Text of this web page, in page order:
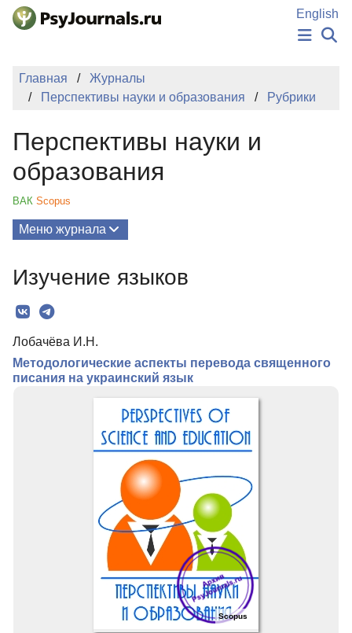
Перейти к основному содержанию
English
НОВОСТИ
ИЗДАНИЯ
АВТОРЫ
БАЗА ЗНАНИЙ
КЛЮЧЕВЫЕ СЛОВА
Регистрация
Главная
Журналы
Перспективы науки и образования
Рубрики
Перспективы науки и
образования
ВАК Scopus
Меню журнала
О Журнале
Миссия
Редколлегия
Индексирование
Изучение языков
Лобачёва И.Н.
Методологические аспекты перевода священного
писания на украинский язык
Scopus